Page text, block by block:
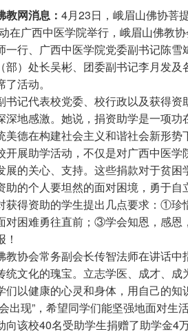
教网消息： 4月23日，峨眉山佛协菩
在广西中医学院举行，峨眉山佛教
一行、广西中医学院党委副书记陈
部）处长吴彬、团委副书记李月发
活动。
记代表校党委、校行政以及获得资
深地感激。她说，捐资助学是一项
美德在构建社会主义和谐社会新形
开展助学活动，不仅是对广西中医
展的关心、支持。这些捐款对于贫
助的个人要坦然的面对困境，勇于
获得资助的学生提出几点要求：①
对困难勇往直前；③学会知恩，感恩
协会常务副会长传智法师在讲话中
统文化的瑰宝。立志学医、成才、
们以健康的心灵和身体，用自己的
出现”，希望同学们能坚强地面对生活
校40名受助学生捐赠了助学金4万